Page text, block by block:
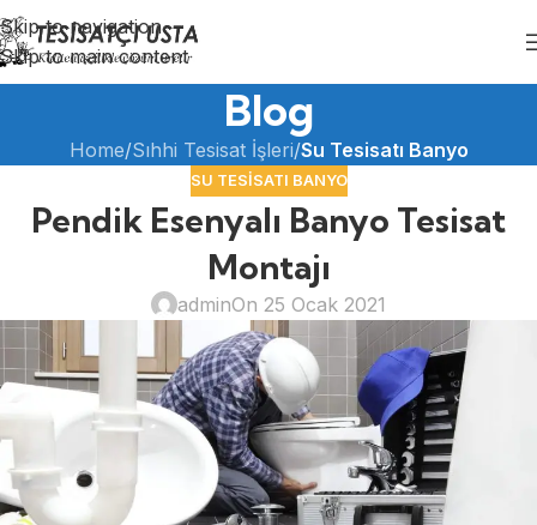
Skip to navigation
Skip to main content
Blog
Home/Sıhhi Tesisat İşleri/Su Tesisatı Banyo
SU TESISATI BANYO
Pendik Esenyalı Banyo Tesisat
Montajı
adminOn 25 Ocak 2021